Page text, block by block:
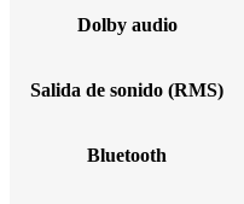
Dolby audio
Salida de sonido (RMS)
Bluetooth